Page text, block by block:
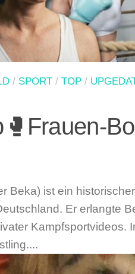
/ SPORT / TOP /
Beka) ist ein
Er erlangte
Kampfsportvideos.